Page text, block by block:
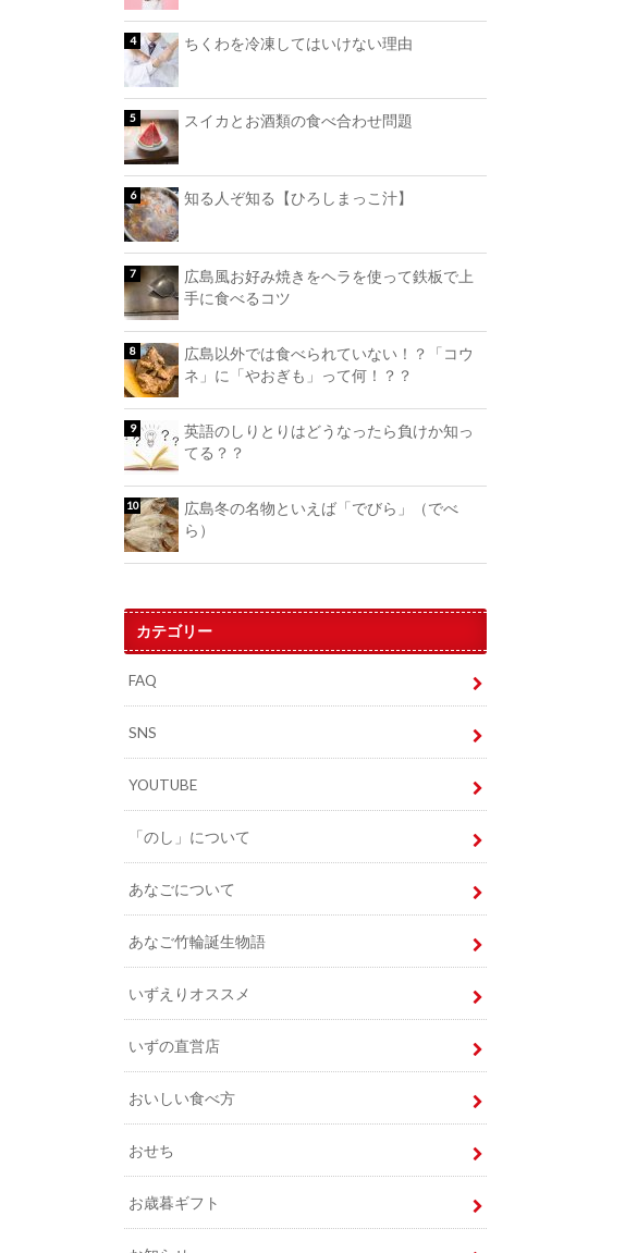
ちくわを冷凍してはいけない理由
スイカとお酒類の食べ合わせ問題
知る人ぞ知る【ひろしまっこ汁】
広島風お好み焼きをヘラを使って鉄板で上
手に食べるコツ
広島以外では食べられていない！？「コウ
ネ」に「やおぎも」って何！？？
英語のしりとりはどうなったら負けか知っ
てる？？
広島冬の名物といえば「でびら」（でべ
ら）
カテゴリー
FAQ
SNS
YOUTUBE
「のし」について
あなごについて
あなご竹輪誕生物語
いずえりオススメ
いずの直営店
おいしい食べ方
おせち
お歳暮ギフト